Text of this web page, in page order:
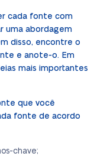
cada fonte com
uma abordagem
disso, encontre o
e anote-o. Em
mais importantes
que você
fonte de acordo
chave;